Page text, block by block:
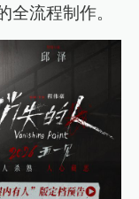
全流程制作。